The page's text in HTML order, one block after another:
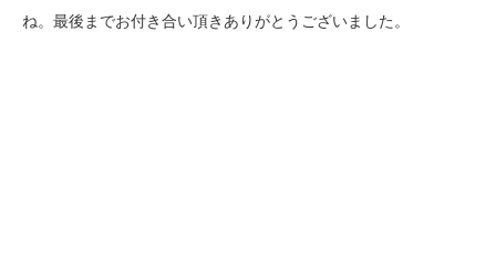
ね。最後までお付き合い頂きありがとうございました。